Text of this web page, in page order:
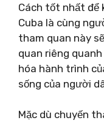
Cách tốt nhất để
Cuba là cùng
tham quan này
quan riêng
hóa hành trình
sống của người
Mặc dù chuyến